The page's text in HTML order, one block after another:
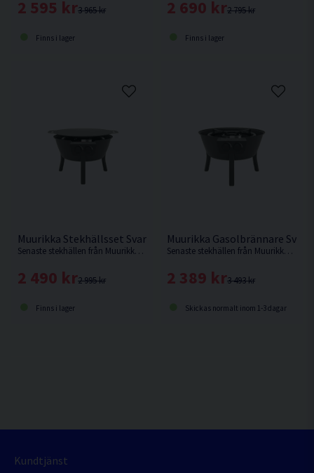
3 965 kr
2 595 kr
Finns i lager
2 795 kr
2 690 kr
Finns i lager
Muurikka Stekhällsset Svart 48SL
Senaste stekhällen från Muurikka med förbättrat vindskydd, gasolreglage samt tändfunktion.
2 995 kr
2 490 kr
Finns i lager
Muurikka Gasolbrännare Svart
Senaste stekhällen från Muurikka med förbättrat vindskydd, gasolreglage samt tändfunktion.
3 493 kr
2 389 kr
Skickas normalt inom 1-3 dagar
Kundtjänst